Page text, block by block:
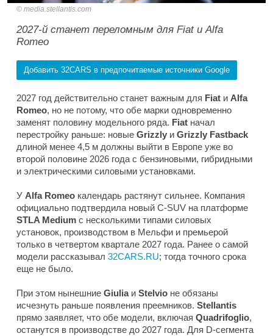
media.stellantis.com
2027-й станет переломным для Fiat и Alfa
Romeo
Добавить 32CARS в предпочитаемые источники Google
2027 год действительно станет важным для Fiat и Alfa
Romeo, но не потому, что обе марки одновременно
заменят половину модельного ряда. Fiat начал
перестройку раньше: новые Grizzly и Grizzly Fastback
длиной менее 4,5 м должны выйти в Европе уже во
второй половине 2026 года с бензиновыми, гибридными
и электрическими силовыми установками.
У Alfa Romeo календарь растянут сильнее. Компания
официально подтвердила новый C-SUV на платформе
STLA Medium с несколькими типами силовых
установок, производством в Мельфи и премьерой
только в четвертом квартале 2027 года. Ранее о самой
модели рассказывал 32CARS.RU; тогда точного срока
еще не было.
При этом нынешние Giuliaи Stelvio не обязаны
исчезнуть раньше появления преемников. Stellantis
прямо заявляет, что обе модели, включая Quadrifoglio,
останутся в производстве до 2027 года. Для D-сегмента